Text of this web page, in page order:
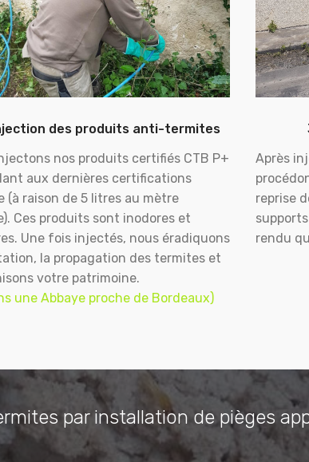
des produits anti-termites
nos produits certifiés CTB P+
aux dernières certifications
(à raison de 5 litres au mètre
Ces produits sont inodores et
Une fois injectés, nous éradiquons
la propagation des termites et
votre patrimoine.
une Abbaye proche de Bordeaux)
Après
reprise
rendu
par installation de pièges